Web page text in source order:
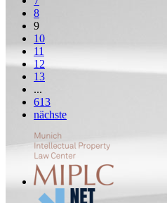
8
9
10
11
12
13
...
613
nächste